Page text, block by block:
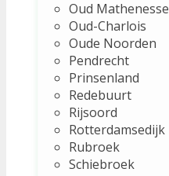
Oud Mathenesse
Oud-Charlois
Oude Noorden
Pendrecht
Prinsenland
Redebuurt
Rijsoord
Rotterdamsedijk
Rubroek
Schiebroek